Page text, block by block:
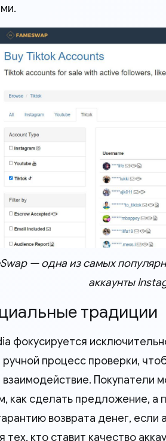
— одна из самых
аккаунты
традиции
фокусируется
процесс проверки,
Покупатели
как сделать предложение, а
возврата денег,
тех, кто ставит качество